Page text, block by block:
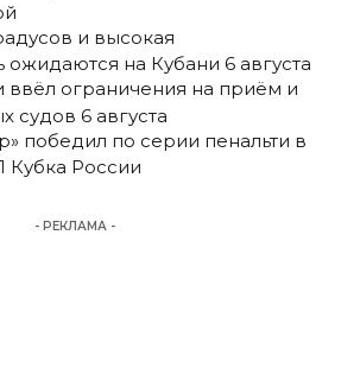
и высокая
на Кубани 6 августа
ввёл ограничения на приём и
судов 6 августа
победил по серии пенальти в
Кубка России
- РЕКЛАМА -